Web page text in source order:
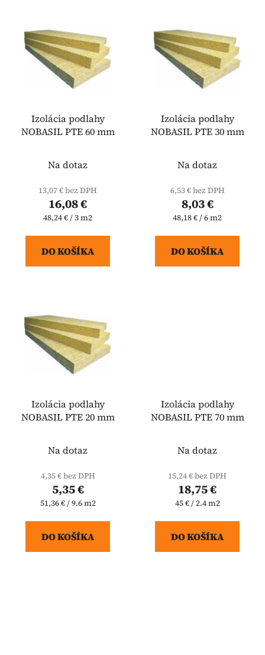
Izolácia podlahy
NOBASIL PTE 60 mm
Na dotaz
13,07 € bez DPH
16,08 €
Jednotková
48,24 € / 3 m2
DO KOŠÍKA
Izolácia podlahy
NOBASIL PTE 30 mm
Na dotaz
6,53 € bez DPH
8,03 €
Jednotková
48,18 € / 6 m2
DO KOŠÍKA
Izolácia podlahy
NOBASIL PTE 20 mm
Na dotaz
4,35 € bez DPH
5,35 €
Jednotková
51,36 € / 9.6 m2
DO KOŠÍKA
Izolácia podlahy
NOBASIL PTE 70 mm
Na dotaz
15,24 € bez DPH
18,75 €
Jednotková
45 € / 2.4 m2
DO KOŠÍKA